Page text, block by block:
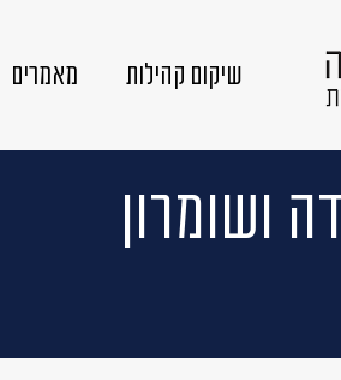
שיקום קהילות מאמרים
ושומרון